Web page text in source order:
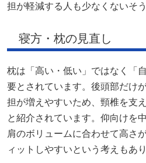
担が軽減する人も少なくないそう
寝方・枕の見直し
枕は「高い・低い」ではなく「
要とされています。後頭部だけ
担が増えやすいため、頸椎を支
と紹介されています。仰向けを
肩のボリュームに合わせて高さ
ィットしやすいという考えもあり